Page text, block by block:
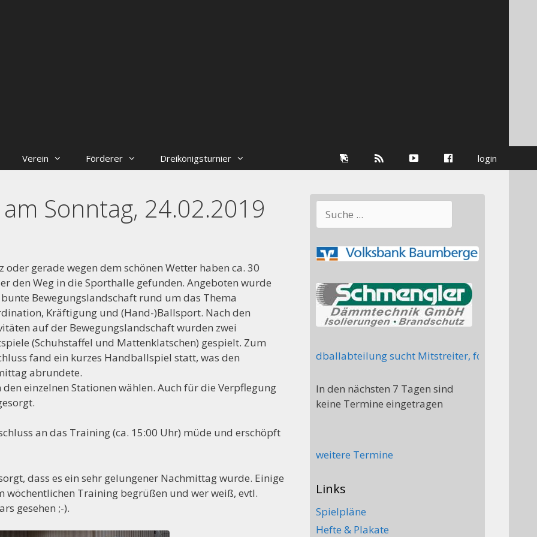
Verein Förderer Dreikönigsturnier login
Facebook
youtube
Galerie
Sonntag, 24.02.2019
oder gerade wegen dem schönen Wetter haben ca. 30
den Weg in die Sporthalle gefunden. Angeboten wurde
Bewegungslandschaft rund um das Thema
Kräftigung und (Hand-)Ballsport. Nach den
auf der Bewegungslandschaft wurden zwei
(Schuhstaffel und Mattenklatschen) gespielt. Zum
fand ein kurzes Handballspiel statt, was den
abrundete.
einzelnen Stationen wählen. Auch für die Verpflegung
an das Training (ca. 15:00 Uhr) müde und erschöpft
dass es ein sehr gelungener Nachmittag wurde. Einige
wöchentlichen Training begrüßen und wer weiß, evtl.
gesehen ;-).
++++ Der Vorstand der Handballabteilung sucht Mitstreiter, folgende
In den nächsten 7 Tagen sind
keine Termine eingetragen
weitere Termine
Links
Spielpläne
Hefte & Plakate